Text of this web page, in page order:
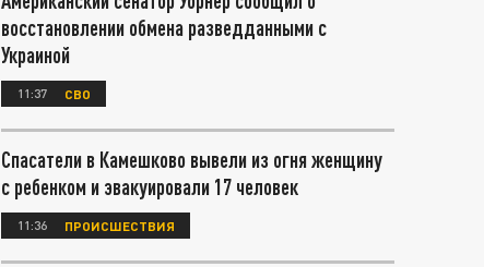
восстановлении обмена разведданными с
Украиной
11:37 СВО
Спасатели в Камешково вывели из огня женщину
с ребенком и эвакуировали 17 человек
11:36 ПРОИСШЕСТВИЯ